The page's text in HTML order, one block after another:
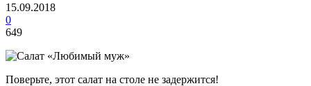
15.09.2018
0
649
Поверьте, этот салат на столе не задержится!